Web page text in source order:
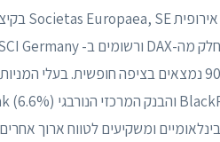
דויטשה בורסה, יותר מ-90% נמצאים בציפה
בינלאומיים ומשקיעים לטווח ארוך